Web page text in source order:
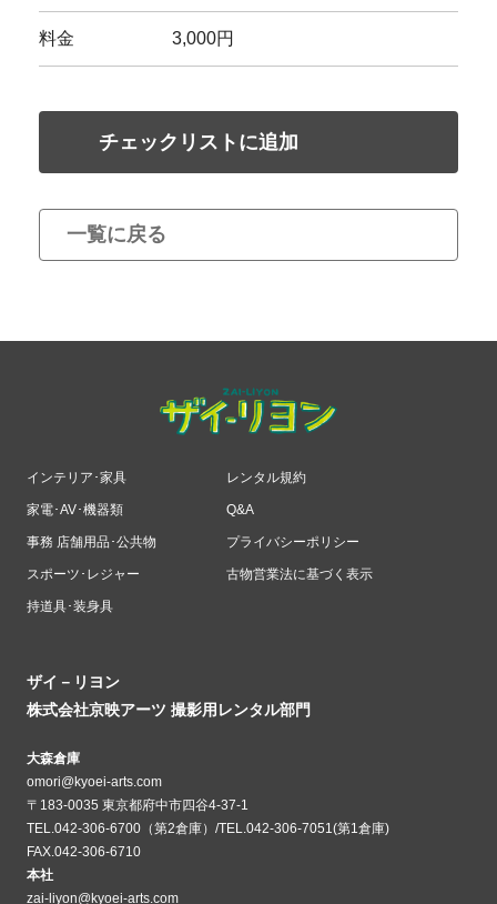
料金 3,000円
チェックリストに追加
一覧に戻る
インテリア･家具
家電･AV･機器類
事務 店舗用品･公共物
スポーツ･レジャー
持道具･装身具
レンタル規約
Q&A
プライバシーポリシー
古物営業法に基づく表示
ザイ－リヨン
株式会社京映アーツ 撮影用レンタル部門
大森倉庫
omori@kyoei-arts.com
〒183-0035 東京都府中市四谷4-37-1
TEL.042-306-6700（第2倉庫）/TEL.042-306-7051(第1倉庫)
FAX.042-306-6710
本社
zai-liyon@kyoei-arts.com